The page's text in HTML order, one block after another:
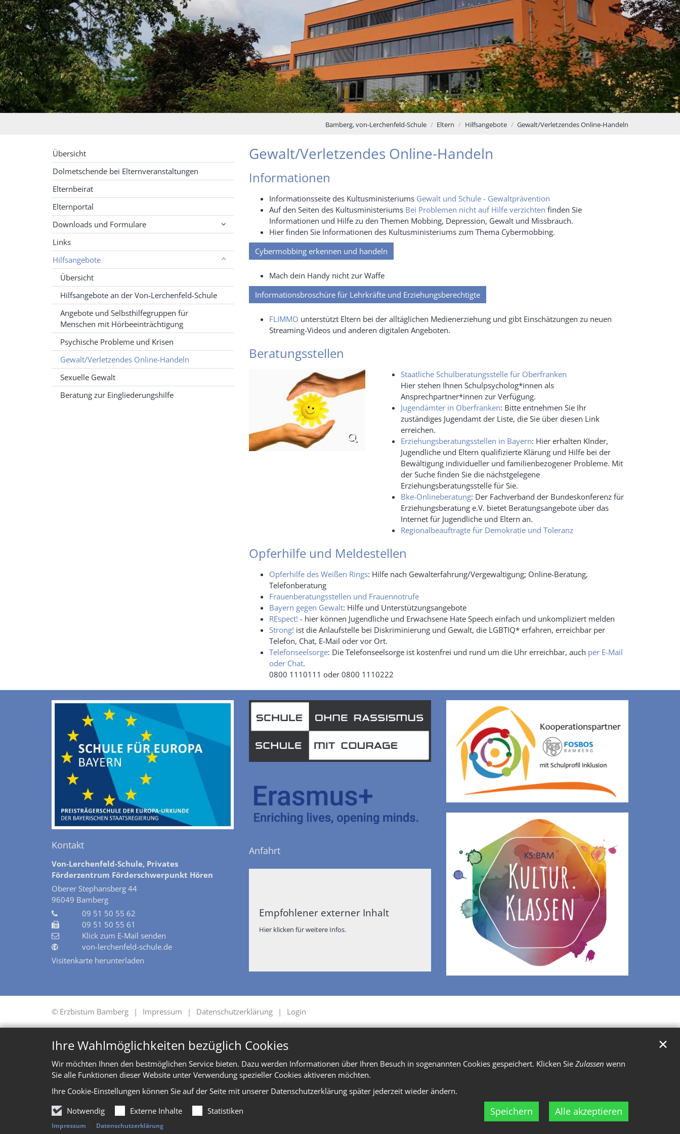
Ihre Wahlmöglichkeiten bezüglich Cookies
Wir möchten Ihnen den bestmöglichen Service bieten. Dazu werden Informationen über Ihren Besuch in sogenannten Cookies gespeichert. Klicken Sie Zulassen wenn
Sie alle Funktionen dieser Website unter Verwendung spezieller Cookies aktiveren möchten.
Ihre Cookie-Einstellungen können Sie auf der Seite mit unserer Datenschutzerklärung später jederzeit wieder ändern.
Notwendig
Externe Inhalte Statistiken Speichern Alle akzeptieren
✕
Impressum Datenschutzerklärung
Bamberg, von-Lerchenfeld-Schule Eltern Hilfsangebote Gewalt/Verletzendes Online-Handeln
Gewalt/Verletzendes Online-Handeln
Informationen
Informationsseite des Kultusministeriums Gewalt und Schule - Gewaltprävention
Auf den Seiten des Kultusministeriums Bei Problemen nicht auf Hilfe verzichten finden Sie
Informationen und Hilfe zu den Themen Mobbing, Depression, Gewalt und Missbrauch.
Hier finden Sie Informationen des Kultusministeriums zum Thema Cybermobbing.
Cybermobbing erkennen und handeln
Mach dein Handy nicht zur Waffe
Informationsbroschüre für Lehrkräfte und Erziehungsberechtigte
FLIMMO unterstützt Eltern bei der alltäglichen Medienerziehung und gibt Einschätzungen zu neuen
Streaming-Videos und anderen digitalen Angeboten.
Beratungsstellen
Staatliche Schulberatungsstelle für Oberfranken
Hier stehen Ihnen Schulpsycholog*innen als
Ansprechpartner*innen zur Verfügung.
Jugendämter in Oberfranken: Bitte entnehmen Sie Ihr
zuständiges Jugendamt der Liste, die Sie über diesen Link
erreichen.
Erziehungsberatungsstellen in Bayern: Hier erhalten KInder,
Jugendliche und Eltern qualifizierte Klärung und Hilfe bei der
Bewältigung individueller und familienbezogener Probleme. Mit
der Suche finden Sie die nächstgelegene
Erziehungsberatungsstelle für Sie.
Bke-Onlineberatung: Der Fachverband der Bundeskonferenz für
Erziehungsberatung e.V. bietet Beratungsangebote über das
Internet für Jugendliche und Eltern an.
Regionalbeauftragte für Demokratie und Toleranz
Opferhilfe und Meldestellen
Opferhilfe des Weißen Rings: Hilfe nach Gewalterfahrung/Vergewaltigung; Online-Beratung,
Telefonberatung
Frauenberatungsstellen und Frauennotrufe
Bayern gegen Gewalt: Hilfe und Unterstützungsangebote
REspect! - hier können Jugendliche und Erwachsene Hate Speech einfach und unkompliziert melden
Strong! ist die Anlaufstelle bei Diskriminierung und Gewalt, die LGBTIQ* erfahren, erreichbar per
Telefon, Chat, E-Mail oder vor Ort.
Telefonseelsorge: Die Telefonseelsorge ist kostenfrei und rund um die Uhr erreichbar, auch per E-Mail
oder Chat.
0800 1110111 oder 0800 1110222
Übersicht
Dolmetschende bei Elternveranstaltungen
Elternbeirat
Elternportal
Downloads und Formulare
Links
Hilfsangebote
Übersicht
Hilfsangebote an der Von-Lerchenfeld-Schule
Angebote und Selbsthilfegruppen für
Menschen mit Hörbeeinträchtigung
Psychische Probleme und Krisen
Gewalt/Verletzendes Online-Handeln
Sexuelle Gewalt
Beratung zur Eingliederungshilfe
Kontakt
Von-Lerchenfeld-Schule, Privates
Förderzentrum Förderschwerpunkt Hören
Oberer Stephansberg 44
96049 Bamberg
09 51 50 55 62
09 51 50 55 61
Klick zum E-Mail senden
von-lerchenfeld-schule.de
Visitenkarte herunterladen
Anfahrt
Empfohlener externer Inhalt
Hier klicken für weitere Infos.
© Erzbistum Bamberg Impressum Datenschutzerklärung Login